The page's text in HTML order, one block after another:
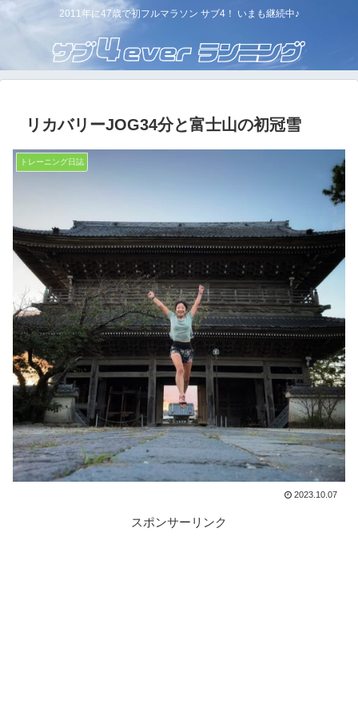
2011年に47歳で初フルマラソン サブ4！ いまも継続中♪
リカバリーJOG34分と富士山の初冠雪
トレーニング日誌
2023.10.07
スポンサーリンク